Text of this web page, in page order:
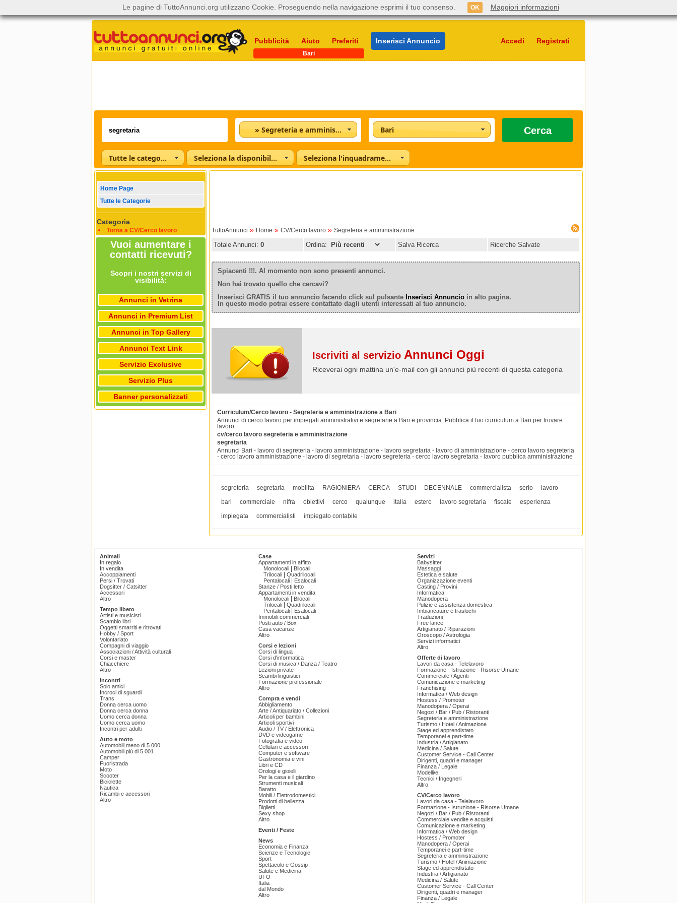
Pubblicità Aiuto Preferiti Inserisci Annuncio Accedi Registrati
Bari
» Segreteria e amministrazione Bari Cerca
Tutte le categorie Seleziona la disponibilità Seleziona l'inquadramento
Home Page
Tutte le Categorie
Categoria
Torna a CV/Cerco lavoro
Vuoi aumentare i
contatti ricevuti?
Scopri i nostri servizi di
visibilità:
Annunci in Vetrina
Annunci in Premium List
Annunci in Top Gallery
Annunci Text Link
Servizio Exclusive
Servizio Plus
Banner personalizzati
TuttoAnnunci » Home » CV/Cerco lavoro » Segreteria e amministrazione
Totale Annunci: 0 Ordina: Salva Ricerca Ricerche Salvate
Spiacenti !!!. Al momento non sono presenti annunci.
Non hai trovato quello che cercavi?
Inserisci GRATIS il tuo annuncio facendo click sul pulsante Inserisci Annuncio in alto pagina.
In questo modo potrai essere contattato dagli utenti interessati al tuo annuncio.
Iscriviti al servizio Annunci Oggi
Riceverai ogni mattina un'e-mail con gli annunci più recenti di questa categoria
Curriculum/Cerco lavoro - Segreteria e amministrazione a Bari
Annunci di cerco lavoro per impiegati amministrativi e segretarie a Bari e provincia. Pubblica il tuo curriculum a Bari per trovare
lavoro.
cv/cerco lavoro segreteria e amministrazione
segretaria
Annunci Bari - lavoro di segreteria - lavoro amministrazione - lavoro segretaria - lavoro di amministrazione - cerco lavoro segreteria
- cerco lavoro amministrazione - lavoro di segretaria - lavoro segreteria - cerco lavoro segretaria - lavoro pubblica amministrazione
segreteria segretaria mobilita RAGIONIERA CERCA STUDI DECENNALE commercialista serio
lavoro
bari
commerciale nifra obiettivi cerco qualunque italia estero lavoro segretaria fiscale
esperienza
impiegata
commercialisti impiegato contabile
Animali
In regalo
In vendita
Accoppiamenti
Persi / Trovati
Dogsitter / Catsitter
Accessori
Altro
Tempo libero
Artisti e musicisti
Scambio libri
Oggetti smarriti e ritrovati
Hobby / Sport
Volontariato
Compagni di viaggio
Associazioni / Attività culturali
Corsi e master
Chiacchiere
Altro
Incontri
Solo amici
Incroci di sguardi
Trans
Donna cerca uomo
Donna cerca donna
Uomo cerca donna
Uomo cerca uomo
Incontri per adulti
Auto e moto
Automobili meno di 5.000
Automobili più di 5.001
Camper
Fuoristrada
Moto
Scooter
Biciclette
Nautica
Ricambi e accessori
Altro
Case
Appartamenti in affitto
Monolocali
Bilocali
Trilocali
Quadrilocali
Pentalocali
Esalocali
Stanze / Posti letto
Appartamenti in vendita
Monolocali
Bilocali
Trilocali
Quadrilocali
Pentalocali
Esalocali
Immobili commerciali
Posti auto / Box
Casa vacanze
Altro
Corsi e lezioni
Corsi di lingua
Corsi d'informatica
Corsi di musica / Danza / Teatro
Lezioni private
Scambi linguistici
Formazione professionale
Altro
Compra e vendi
Abbigliamento
Arte / Antiquariato / Collezioni
Articoli per bambini
Articoli sportivi
Audio / TV / Elettronica
DVD e videogame
Fotografia e video
Cellulari e accessori
Computer e software
Gastronomia e vini
Libri e CD
Orologi e gioielli
Per la casa e il giardino
Strumenti musicali
Baratto
Mobili / Elettrodomestici
Prodotti di bellezza
Biglietti
Sexy shop
Altro
Eventi / Feste
News
Economia e Finanza
Scienze e Tecnologie
Sport
Spettacolo e Gossip
Salute e Medicina
UFO
Italia
dal Mondo
Altro
Servizi
Babysitter
Massaggi
Estetica e salute
Organizzazione eventi
Casting / Provini
Informatica
Manodopera
Pulizie e assistenza domestica
Imbiancature e traslochi
Traduzioni
Free lance
Artigianato / Riparazioni
Oroscopo / Astrologia
Servizi informatici
Altro
Offerte di lavoro
Lavori da casa - Telelavoro
Formazione - Istruzione - Risorse Umane
Commerciale / Agenti
Comunicazione e marketing
Franchising
Informatica / Web design
Hostess / Promoter
Manodopera / Operai
Negozi / Bar / Pub / Ristoranti
Segreteria e amministrazione
Turismo / Hotel / Animazione
Stage ed apprendistato
Temporanei e part-time
Industria / Artigianato
Medicina / Salute
Customer Service - Call Center
Dirigenti, quadri e manager
Finanza / Legale
Modelli/e
Tecnici / Ingegneri
Altro
CV/Cerco lavoro
Lavori da casa - Telelavoro
Formazione - Istruzione - Risorse Umane
Negozi / Bar / Pub / Ristoranti
Commerciale vendite e acquisti
Comunicazione e marketing
Informatica / Web design
Hostess / Promoter
Manodopera / Operai
Temporanei e part-time
Segreteria e amministrazione
Turismo / Hotel / Animazione
Stage ed apprendistato
Industria / Artigianato
Medicina / Salute
Customer Service - Call Center
Dirigenti, quadri e manager
Finanza / Legale
Le pagine di TuttoAnnunci.org utilizzano Cookie. Proseguendo nella navigazione esprimi il tuo consenso. OK Maggiori informazioni